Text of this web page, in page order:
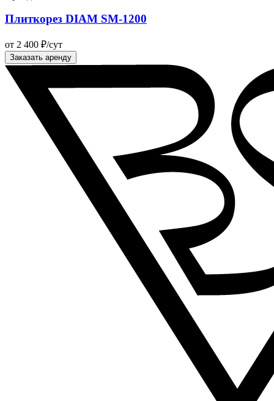
Плиткорез DIAM SM-1200
от 2 400 ₽/сут
Заказать аренду